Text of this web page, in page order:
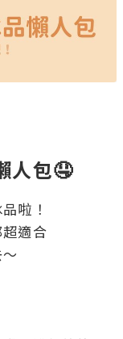
人包🤤
啦！
適合